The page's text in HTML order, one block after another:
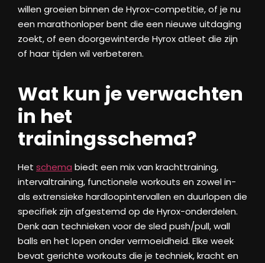
willen groeien binnen de Hyrox-competitie, of je nu
een marathonloper bent die een nieuwe uitdaging
zoekt, of een doorgewinterde Hyrox atleet die zijn
of haar tijden wil verbeteren.
Wat kun je verwachten
in het
trainingsschema?
Het schema biedt een mix van krachttraining,
intervaltraining, functionele workouts en zowel in-
als extrensieke hardloopintervallen en duurlopen die
specifiek zijn afgestemd op de Hyrox-onderdelen.
Denk aan technieken voor de sled push/pull, wall
balls en het lopen onder vermoeidheid. Elke week
bevat gerichte workouts die je techniek, kracht en